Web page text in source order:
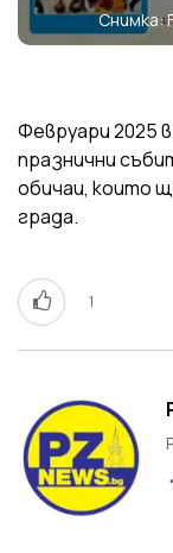
Снимка:
Февруари 2025
празнични
обичаи, които
града.
1